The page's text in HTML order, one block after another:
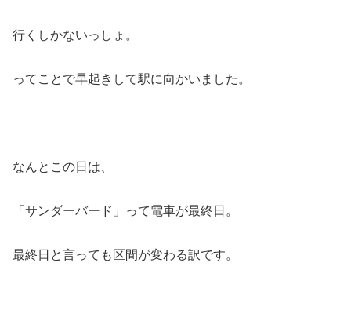
行くしかないっしょ。
ってことで早起きして駅に向かいました。
なんとこの日は、
「サンダーバード」って電車が最終日。
最終日と言っても区間が変わる訳です。